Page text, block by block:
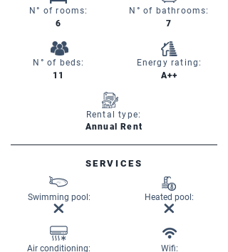
N° of rooms:
6
N° of beds:
11
N° of bathrooms:
7
Energy rating:
A++
Rental type:
Annual Rent
SERVICES
Swimming pool:
Air conditioning:
Heated pool:
Wifi: